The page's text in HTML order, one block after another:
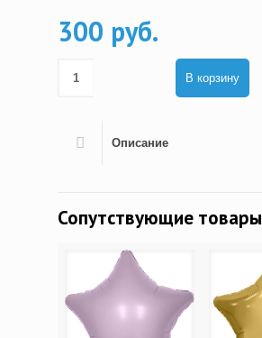
300 руб.
В корзину
Описание
Сопутствующие товары